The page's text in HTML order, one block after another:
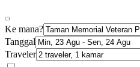
Ke mana?
Tanggal
Traveler